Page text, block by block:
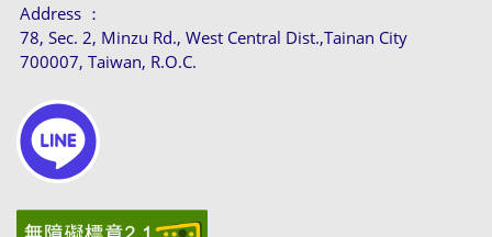
Address ：
78, Sec. 2, Minzu Rd., West Central Dist.,Tainan City
700007, Taiwan, R.O.C.